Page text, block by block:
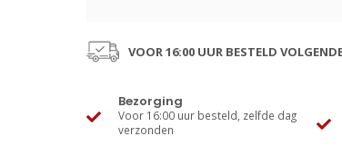
VOOR 16:00 UUR BESTELD
Bezorging
Voor 16:00 uur besteld, zelfde dag
verzonden